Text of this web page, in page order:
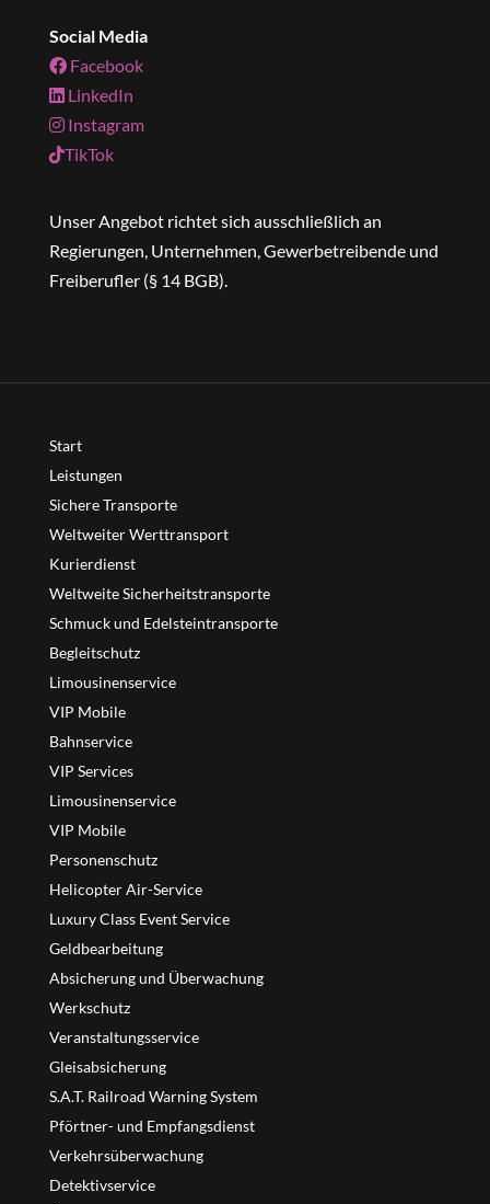
Social Media
Facebook
LinkedIn
Instagram
TikTok
Unser Angebot richtet sich ausschließlich an
Regierungen, Unternehmen, Gewerbetreibende und
Freiberufler (§ 14 BGB).
Start
Leistungen
Sichere Transporte
Weltweiter Werttransport
Kurierdienst
Weltweite Sicherheitstransporte
Schmuck und Edelsteintransporte
Begleitschutz
Limousinenservice
VIP Mobile
Bahnservice
VIP Services
Limousinenservice
VIP Mobile
Personenschutz
Helicopter Air-Service
Luxury Class Event Service
Geldbearbeitung
Absicherung und Überwachung
Werkschutz
Veranstaltungsservice
Gleisabsicherung
S.A.T. Railroad Warning System
Pförtner- und Empfangsdienst
Verkehrsüberwachung
Detektivservice